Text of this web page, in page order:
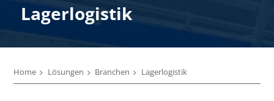
Lagerlogistik
Home Lösungen Branchen Lagerlogistik